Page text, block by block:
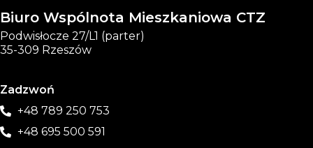
Biuro Wspólnota Mieszkaniowa CTZ
Podwisłocze 27/L1 (parter)
35-309 Rzeszów
Zadzwoń
+48 789 250 753
+48 695 500 591